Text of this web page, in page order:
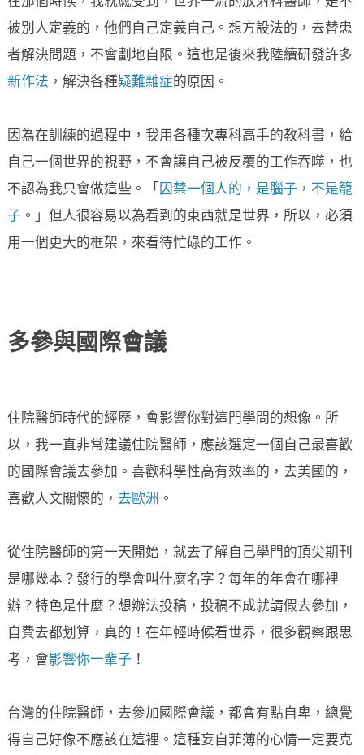
被別人定義的，他們自己定義自己。想方設法的，去替患
者解決問題，不會劃地自限。這也是後來我陸續研發許多
新作法 ，解決各種疑難雜症的原因。
因為在訓練的過程中，我用各種次專科高手的教科書，給
自己一個世界的視野，不會讓自己被反覆的工作吞噬，也
不認為我只會做這些。「 囚禁一個人的，是腦子，不是籠
子 。」但人很容易以為看到的東西就是世界，所以，必須
用一個更大的框架，來看待忙碌的工作。
多參與國際會議
住院醫師時代的經歷，會影響你對這門學問的想像。所
以，我一直非常建議住院醫師，應該選定一個自己最喜歡
的國際會議去參加。喜歡科學性高有效率的，去美國的，
喜歡人文關懷的， 去歐洲 。
從住院醫師的第一天開始，就去了解自己學門的頂尖期刊
是哪幾本？發行的學會叫什麼名字？每年的年會在哪裡
辦？特色是什麼？想辦法投稿，投稿不成就請假去參加，
自費去都划算，真的！在年輕時候看世界，很多觀察跟思
考，會影響你一輩子 ！
台灣的住院醫師，去參加國際會議，都會有點自卑，總覺
得自己好像不應該在這裡。這種妄自菲薄的心情一定要克